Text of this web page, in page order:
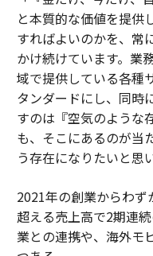
と本質的な価値を提供
すればよいのかを、常
かけ続けています。業
域で提供している各種
タンダードにし、同時
すのは『空気のような
も、そこにあるのが当
う存在になりたいと思
2021年の創業からわ
超える売上高で2期連
業との連携や、海外モ